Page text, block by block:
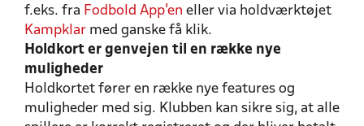
f.eks. fra Fodbold App'en eller via holdværktøjet
Kampklar med ganske få klik.
Holdkort er genvejen til en række nye
muligheder
Holdkortet fører en række nye features og
muligheder med sig. Klubben kan sikre sig, at alle